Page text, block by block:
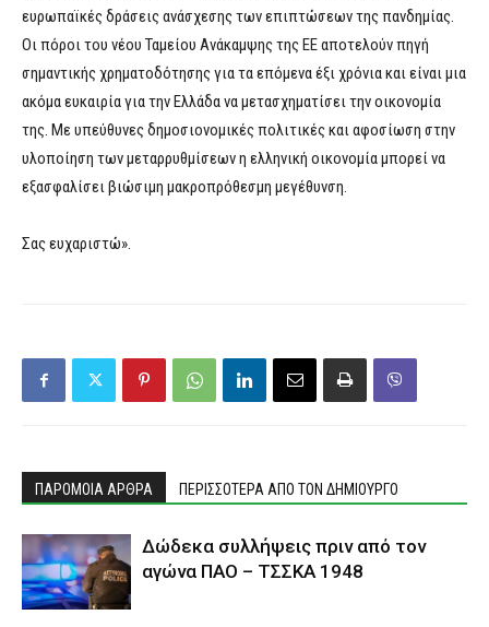
ευρωπαϊκές δράσεις ανάσχεσης των επιπτώσεων της πανδημίας.
Οι πόροι του νέου Ταμείου Ανάκαμψης της ΕΕ αποτελούν πηγή
σημαντικής χρηματοδότησης για τα επόμενα έξι χρόνια και είναι μια
ακόμα ευκαιρία για την Ελλάδα να μετασχηματίσει την οικονομία
της. Με υπεύθυνες δημοσιονομικές πολιτικές και αφοσίωση στην
υλοποίηση των μεταρρυθμίσεων η ελληνική οικονομία μπορεί να
εξασφαλίσει βιώσιμη μακροπρόθεσμη μεγέθυνση.
Σας ευχαριστώ».
ΠΑΡΟΜΟΙΑ ΑΡΘΡΑ ΠΕΡΙΣΣΟΤΕΡΑ ΑΠΟ ΤΟΝ ΔΗΜΙΟΥΡΓΟ
Δώδεκα συλλήψεις πριν από τον
αγώνα ΠΑΟ – ΤΣΣΚΑ 1948